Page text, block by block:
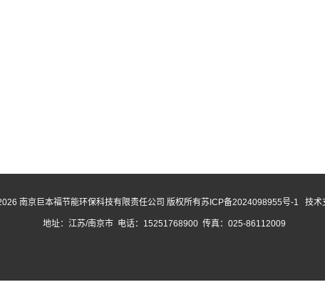
南京巨本福节能环保科技有限责任公司 版权所有苏ICP备2024098955号-1 技术
地址：江苏/南京市 电话：15251768900 传真：025-86112009